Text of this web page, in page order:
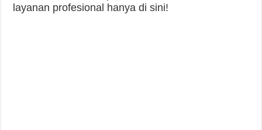
layanan profesional hanya di sini!